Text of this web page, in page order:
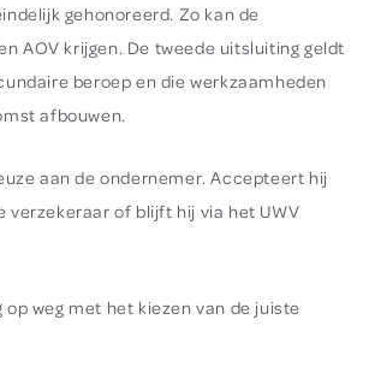
gehonoreerd. Zo kan de
AOV krijgen. De tweede uitsluiting geldt
beroep en die werkzaamheden
afbouwen.
aan de ondernemer. Accepteert hij
verzekeraar of blijft hij via het UWV
op weg met het kiezen van de juiste